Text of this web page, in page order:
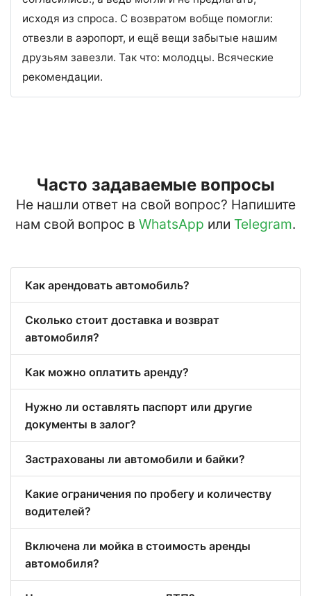
исходя из спроса. С возвратом вобще помогли:
отвезли в аэропорт, и ещё вещи забытые нашим
друзьям завезли. Так что: молодцы. Всяческие
рекомендации.
Часто задаваемые вопросы
Не нашли ответ на свой вопрос? Напишите
нам свой вопрос в WhatsApp или Telegram.
Как арендовать автомобиль?
Сколько стоит доставка и возврат
автомобиля?
Как можно оплатить аренду?
Нужно ли оставлять паспорт или другие
документы в залог?
Застрахованы ли автомобили и байки?
Какие ограничения по пробегу и количеству
водителей?
Включена ли мойка в стоимость аренды
автомобиля?